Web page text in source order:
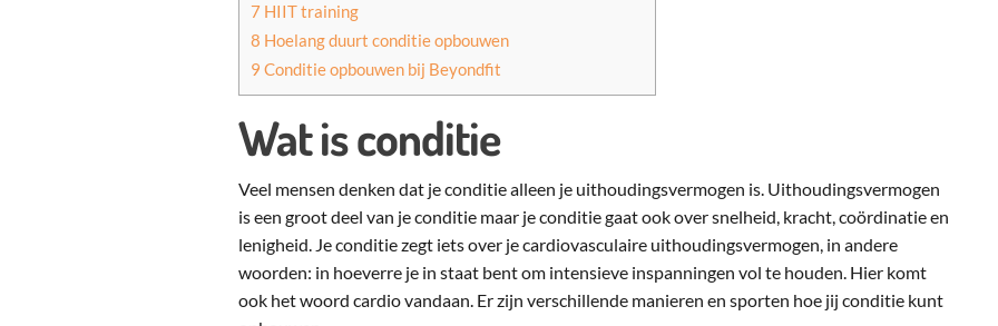
7 HIIT training
8 Hoelang duurt conditie opbouwen
9 Conditie opbouwen bij Beyondfit
Wat is conditie
Veel mensen denken dat je conditie alleen je uithoudingsvermogen is. Uithoudingsvermogen
is een groot deel van je conditie maar je conditie gaat ook over snelheid, kracht, coördinatie en
lenigheid. Je conditie zegt iets over je cardiovasculaire uithoudingsvermogen, in andere
woorden: in hoeverre je in staat bent om intensieve inspanningen vol te houden. Hier komt
ook het woord cardio vandaan. Er zijn verschillende manieren en sporten hoe jij conditie kunt